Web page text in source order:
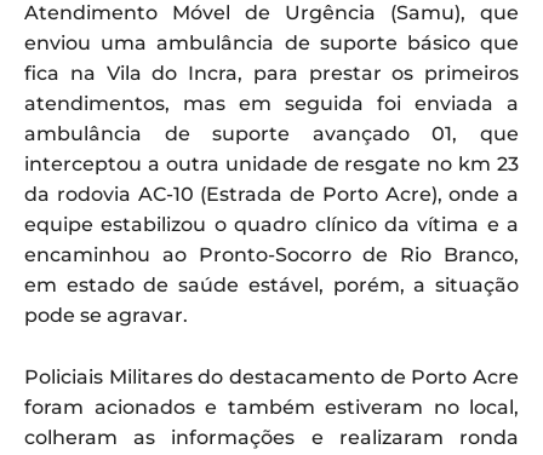
Atendimento Móvel de Urgência (Samu), que
enviou uma ambulância de suporte básico que
fica na Vila do Incra, para prestar os primeiros
atendimentos, mas em seguida foi enviada a
ambulância de suporte avançado 01, que
interceptou a outra unidade de resgate no km 23
da rodovia AC-10 (Estrada de Porto Acre), onde a
equipe estabilizou o quadro clínico da vítima e a
encaminhou ao Pronto-Socorro de Rio Branco,
em estado de saúde estável, porém, a situação
pode se agravar.
Policiais Militares do destacamento de Porto Acre
foram acionados e também estiveram no local,
colheram as informações e realizaram ronda